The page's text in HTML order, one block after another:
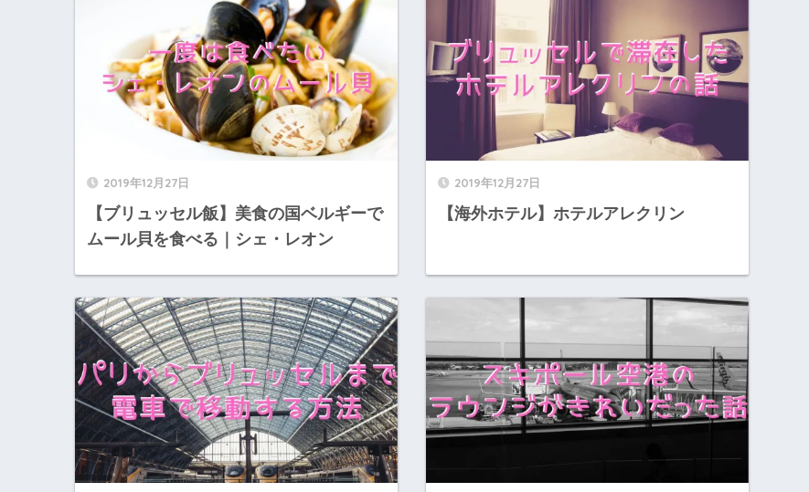
2019年12月27日
【ブリュッセル飯】美食の国ベルギーで
ムール貝を食べる｜シェ・レオン
2019年12月27日
【海外ホテル】ホテルアレクリン